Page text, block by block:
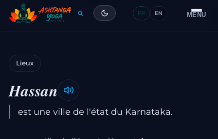
MENU
Formation
Contact
FR EN
Lieux
Hassan
est une ville de l'état du Karnataka.